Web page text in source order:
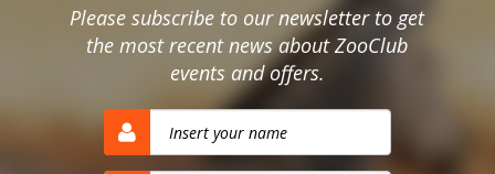
Please subscribe to our newsletter to get
the most recent news about ZooClub
events and offers.